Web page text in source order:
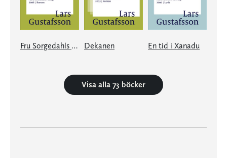
Fru Sorgedahls vackra vita armar Dekanen En tid i Xanadu
Visa alla 73 böcker